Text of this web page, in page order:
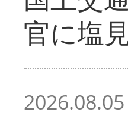
官に塩
2026.08.05